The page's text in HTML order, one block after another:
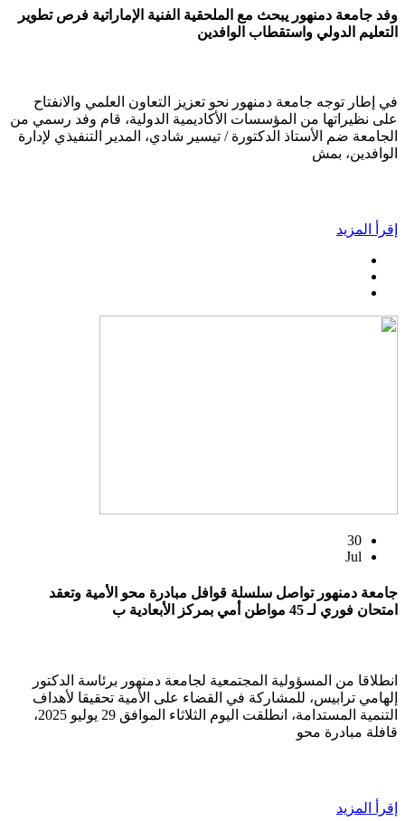
وفد جامعة دمنهور يبحث مع الملحقية الفنية الإماراتية فرص تطوير
التعليم الدولي واستقطاب الوافدين
في إطار توجه جامعة دمنهور نحو تعزيز التعاون العلمي والانفتاح
على نظيراتها من المؤسسات الأكاديمية الدولية، قام وفد رسمي من
الجامعة ضم الأستاذ الدكتورة / تيسير شادي، المدير التنفيذي لإدارة
الوافدين، بمش
إقرأ المزيد
30
Jul
جامعة دمنهور تواصل سلسلة قوافل مبادرة محو الأمية وتعقد
امتحان فوري لـ 45 مواطن أمي بمركز الأبعادية ب
انطلاقا من المسؤولية المجتمعية لجامعة دمنهور برئاسة الدكتور
إلهامي ترابيس، للمشاركة في القضاء على الأمية تحقيقا لأهداف
التنمية المستدامة، انطلقت اليوم الثلاثاء الموافق 29 يوليو 2025،
قافلة مبادرة محو
إقرأ المزيد